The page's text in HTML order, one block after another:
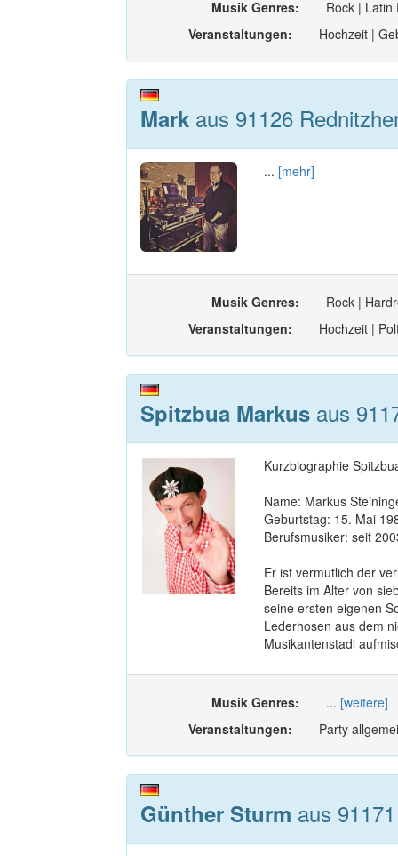
Musik Genres:
Rock |
Veranstaltungen:
Hochzeit |
Mark aus 91126
... [mehr]
Musik Genres:
Rock |
Veranstaltungen:
Hochzeit |
Spitzbua Markus aus
Kurzbiographie
Name: Markus
Geburtstag: 15. Mai
Berufsmusiker: seit
Er ist vermutlich der
Bereits im Alter von
seine ersten eigenen
Lederhosen aus dem
Musikantenstadl
Musik Genres: ... [weitere]
Veranstaltungen:
Party
Günther Sturm aus